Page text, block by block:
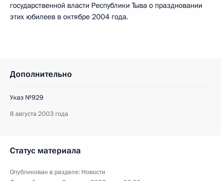
государственной власти Республики Тыва о праздновании
этих юбилеев в октябре 2004 года.
Дополнительно
Указ №929
8 августа 2003 года
Статус материала
Опубликован в разделе: Новости